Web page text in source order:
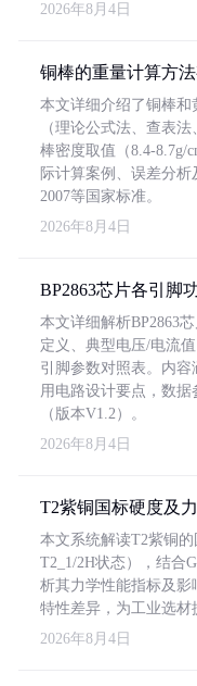
2026年8月4日
铜棒的重量计算方
本文详细介绍了铜棒
（理论公式法、查表
棒密度取值（8.4-8.7g/
际计算案例、误差分析
2007等国家标准。
2026年8月4日
BP2863芯片各引脚
本文详细解析BP2863
定义、典型电压/电流
引脚参数对照表。内
用电路设计要点，数
（版本V1.2）。
2026年8月4日
T2紫铜国标硬度及
本文系统解读T2紫铜
T2_1/2H状态），结合
析其力学性能指标及
特性差异，为工业选材
2026年8月4日